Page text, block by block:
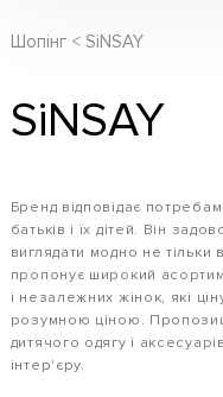
Шопінг SiNSAY
SiNSAY
Бренд відповідає
батьків і їх дітей. Він
виглядати модно не тільки
пропонує широкий
і незалежних жінок, які
розумною ціною.
дитячого одягу і
інтер'єру.